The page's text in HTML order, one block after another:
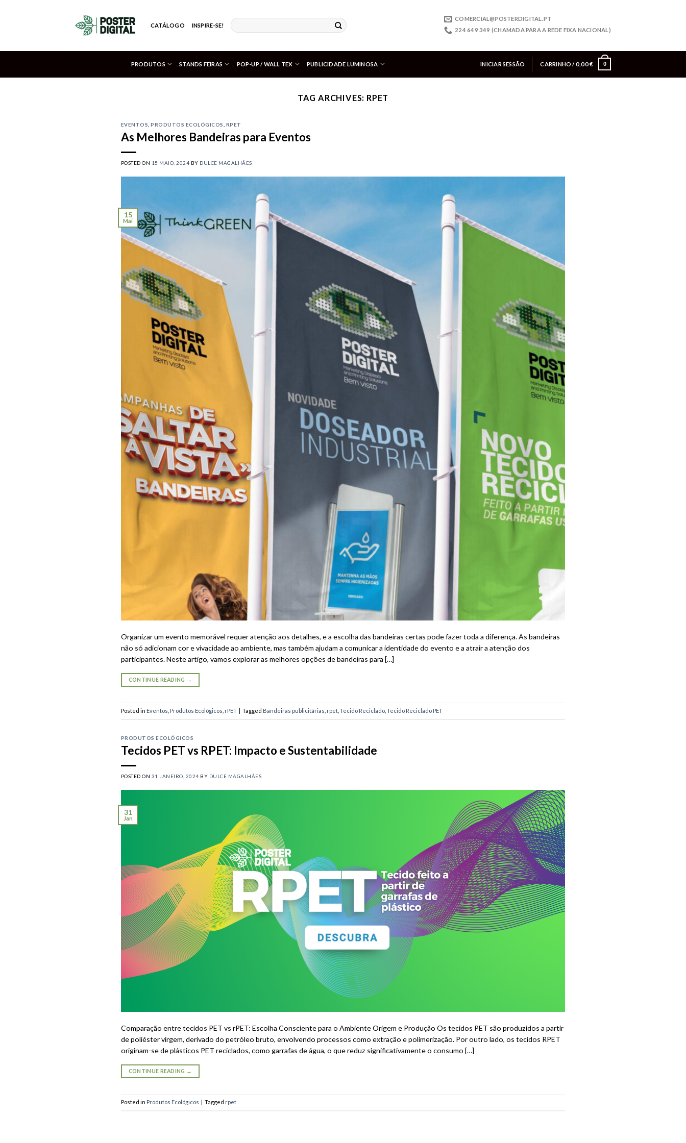
CATÁLOGO INSPIRE-SE!
COMERCIAL@POSTERDIGITAL.PT
224 649 349 (CHAMADA PARA A REDE FIXA NACIONAL)
PRODUTOS STANDS FEIRAS POP-UP / WALL TEX PUBLICIDADE LUMINOSA INICIAR SESSÃO CARRINHO /0,00€ 0
TAG ARCHIVES: RPET
EVENTOS ,PRODUTOS ECOLÓGICOS RPET
As Melhores Bandeiras para Eventos
POSTED ON 15 MAIO, 2024 BY DULCE MAGALHÃES
15
Mai
Organizar um evento memorável requer atenção aos detalhes, e a escolha das bandeiras certas pode fazer toda a diferença. As bandeiras
não só adicionam cor e vivacidade ao ambiente, mas também ajudam a comunicar a identidade do evento e a atrair a atenção dos
participantes. Neste artigo, vamos explorar as melhores opções de bandeiras para […]
CONTINUE READING →
Posted in Eventos Produtos Ecológicos rPET | Tagged Bandeiras publicitárias rpet Tecido Reciclado Tecido Reciclado PET
PRODUTOS ECOLÓGICOS
Tecidos PET vs RPET: Impacto e Sustentabilidade
POSTED ON 31 JANEIRO, 2024 BY DULCE MAGALHÃES
31
Jan
Comparação entre tecidos PET vs rPET: Escolha Consciente para o Ambiente Origem e Produção Os tecidos PET são produzidos a partir
de poliéster virgem, derivado do petróleo bruto, envolvendo processos como extração e polimerização. Por outro lado, os tecidos RPET
originam-se de plásticos PET reciclados, como garrafas de água, o que reduz significativamente o consumo […]
CONTINUE READING →
Posted in Produtos Ecológicos Tagged rpet